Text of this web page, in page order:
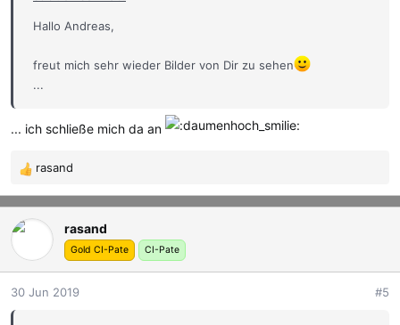
Hallo Andreas,
freut mich sehr wieder Bilder von Dir zu sehen
...
... ich schließe mich da an
R
e
a
k
n
rasand
rasand
Gold CI-Pate CI-Pate
30 Jun 2019 #5